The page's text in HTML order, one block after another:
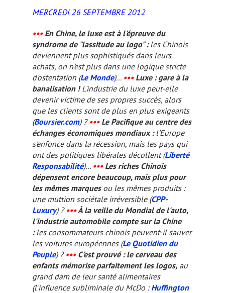
MERCREDI 26 SEPTEMBRE 2012
•••En Chine, le luxe est à l'épreuve du
syndrome de "lassitude au logo" :les Chinois
deviennent plus sophistiqués dans leurs
achats, on n'est plus dans une logique stricte
d'ostentation (Le Monde)... •••Luxe : gare à la
banalisation !L'industrie du luxe peut-elle
devenir victime de ses propres succès, alors
que les clients sont de plus en plus exigeants
(Boursier.com) ? •••Le Pacifique au centre des
échanges économiques mondiaux :l'Europe
s'enfonce dans la récession, mais les pays qui
ont des politiques libérales décollent (Liberté
Responsabilité)... •••Les riches Chinois
dépensent encore beaucoup, mais plus pour
les mêmes marquesou les mêmes produits :
une muttion sociétale irréversible (CPP-
Luxury) ? •••À la veille du Mondial de l'auto,
l'industrie automobile compte sur la Chine
:les consommateurs chinois peuvent-il sauver
les voitures européennes (Le Quotidien du
Peuple) ? •••C'est prouvé : le cerveau des
enfants mémorise parfaitement les logos, au
grand dam de leur santé alimentaires
(l'influence subliminale du McDo : Huffington